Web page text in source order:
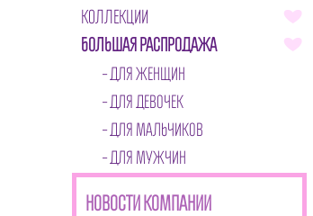
КОЛЛЕКЦИИ
БОЛЬШАЯ РАСПРОДАЖА
ДЛЯ ЖЕНЩИН
ДЛЯ ДЕВОЧЕК
ДЛЯ МАЛЬЧИКОВ
ДЛЯ МУЖЧИН
НОВОСТИ КОМПАНИИ